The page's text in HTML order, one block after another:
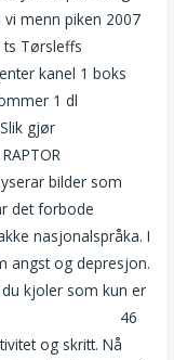
menn piken 2007
ts Tørsleffs
kanel 1 boks
1 dl
gjør
bilder som
det forbode
nasjonalspråka. I
angst og depresjon.
kjoler som kun er
46
og skritt. Nå